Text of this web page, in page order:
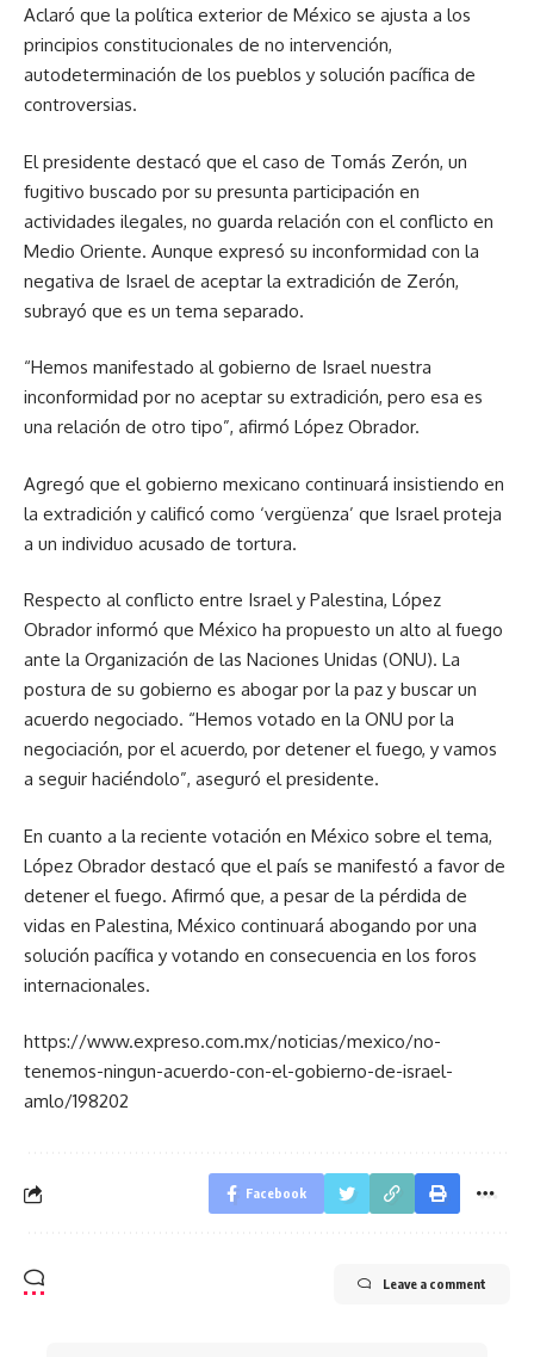
Aclaró que la política exterior de México se ajusta a los
principios constitucionales de no intervención,
autodeterminación de los pueblos y solución pacífica de
controversias.
El presidente destacó que el caso de Tomás Zerón, un
fugitivo buscado por su presunta participación en
actividades ilegales, no guarda relación con el conflicto en
Medio Oriente. Aunque expresó su inconformidad con la
negativa de Israel de aceptar la extradición de Zerón,
subrayó que es un tema separado.
“Hemos manifestado al gobierno de Israel nuestra
inconformidad por no aceptar su extradición, pero esa es
una relación de otro tipo”, afirmó López Obrador.
Agregó que el gobierno mexicano continuará insistiendo en
la extradición y calificó como ‘vergüenza’ que Israel proteja
a un individuo acusado de tortura.
Respecto al conflicto entre Israel y Palestina, López
Obrador informó que México ha propuesto un alto al fuego
ante la Organización de las Naciones Unidas (ONU). La
postura de su gobierno es abogar por la paz y buscar un
acuerdo negociado. “Hemos votado en la ONU por la
negociación, por el acuerdo, por detener el fuego, y vamos
a seguir haciéndolo”, aseguró el presidente.
En cuanto a la reciente votación en México sobre el tema,
López Obrador destacó que el país se manifestó a favor de
detener el fuego. Afirmó que, a pesar de la pérdida de
vidas en Palestina, México continuará abogando por una
solución pacífica y votando en consecuencia en los foros
internacionales.
https://www.expreso.com.mx/noticias/mexico/no-
tenemos-ningun-acuerdo-con-el-gobierno-de-israel-
amlo/198202
Facebook
Leave a comment